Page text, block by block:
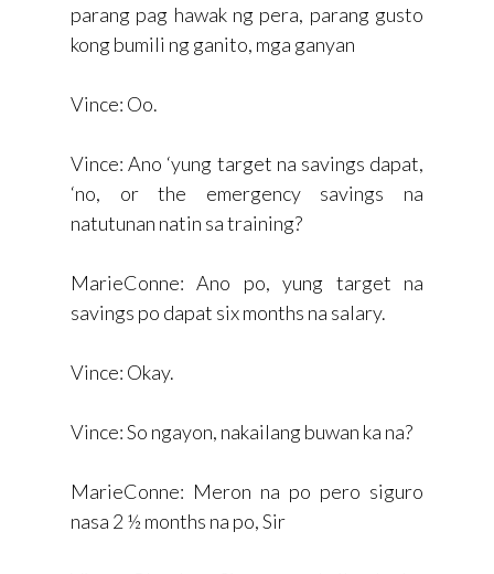
parang pag hawak ng pera, parang gusto
kong bumili ng ganito, mga ganyan
Vince: Oo.
Vince: Ano ‘yung target na savings dapat,
‘no, or the emergency savings na
natutunan natin sa training?
MarieConne: Ano po, yung target na
savings po dapat six months na salary.
Vince: Okay.
Vince: So ngayon, nakailang buwan ka na?
MarieConne: Meron na po pero siguro
nasa 2 ½ months na po, Sir